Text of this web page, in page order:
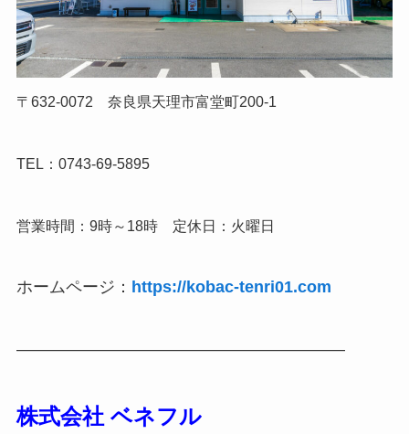
〒632-0072 奈良県天理市富堂町200-1
TEL：0743-69-5895
営業時間：9時～18時 定休日：火曜日
ホームページ： https://kobac-tenri01.com
————————————————————
株式会社 ベネフル